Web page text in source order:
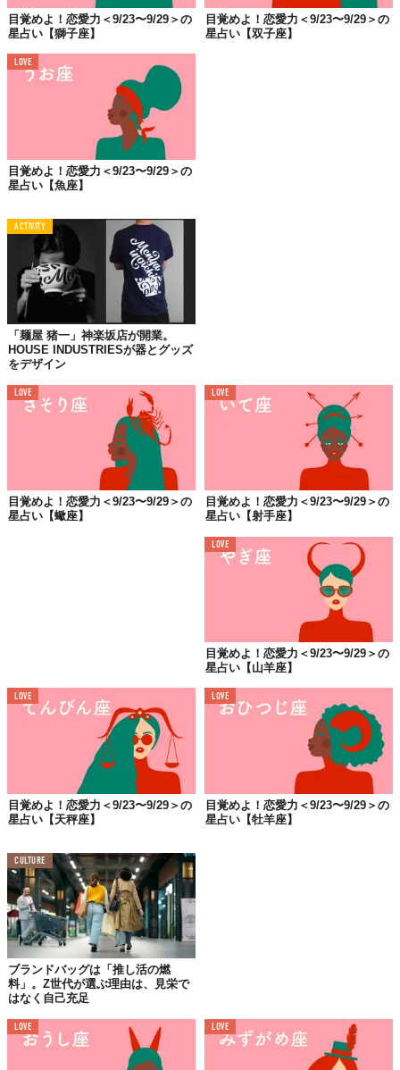
女性は、シングルさんは話が合う、共通の趣味がある友だちから
の紹介や、そういった友だちと恋に発展する可能性があります。
重要なのは“人に興味をもつこと”。カップルさんは知ってるよう
で、実は知らない彼のこと、もっと知りたくないですか？ であれ
ば、自分からこれまで話してなかったことを話してみましょう。
男性は、シングルさんはSNSやアプリでも出会いはありそうです
が、昔からの友だち、特に共通の趣味をもっている友人から興味
をもたれそう。片想いさんは趣味をダシにお相手との距離を近づ
けましょう。カップルさんはお互いの友人を交えて遊んだり、近
■仕事・全体運
問題点を洗い出すために、情報を集め、精査し、分析を。そこか
ら仕切り直すとスムーズに物事が動くはず。
お心添えはこちらの方から
藤島佑雪
元銀座のクラブホステス。 著書『元銀座ホステスが教え
る強運！美女になる方法』（文藝春秋社刊）。『VOGUE
JAPAN』WEBサイトにて「元ホステス・藤島佑雪が教え
る開運↑美女になる方法」、『an・an web』にてお悩み相
談「クラブ佑雪」連載中。「coconala」にてメールでの鑑
定が大人気！Clubhouseでもときどきルームやってます。
LINE占い（アプリをダウンロードしてね！）もやってま
意中のアノ人の今週は？🔯
TABI LABO
この世界は、もっと広いはずだ。
目覚めよ！恋愛力＜9/23〜9/29＞の
星占い【獅子座】
目覚めよ！恋愛力＜9/23〜9/29＞の
星占い【双子座】
LOVE
目覚めよ！恋愛力＜9/23〜9/29＞の
星占い【魚座】
ACTIVITY
「麺屋 猪一」神楽坂店が開業。
HOUSE INDUSTRIESが器とグッズ
をデザイン
LOVE
目覚めよ！恋愛力＜9/23〜9/29＞の
星占い【蠍座】
LOVE
目覚めよ！恋愛力＜9/23〜9/29＞の
星占い【射手座】
LOVE
目覚めよ！恋愛力＜9/23〜9/29＞の
星占い【山羊座】
LOVE
目覚めよ！恋愛力＜9/23〜9/29＞の
星占い【天秤座】
LOVE
目覚めよ！恋愛力＜9/23〜9/29＞の
星占い【牡羊座】
CULTURE
ブランドバッグは「推し活の燃
料」。Z世代が選ぶ理由は、見栄で
はなく自己充足
LOVE LOVE